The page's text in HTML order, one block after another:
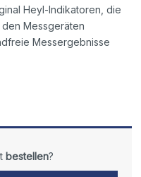
Heyl-Indikatoren, die
Messgeräten
Messergebnisse
bestellen?